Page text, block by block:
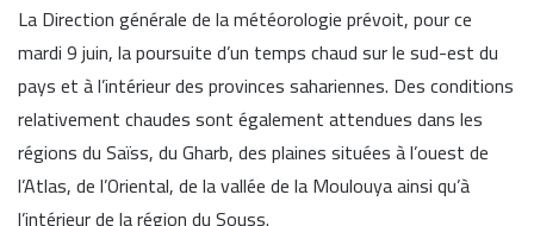
La Direction générale de la météorologie prévoit, pour ce
mardi 9 juin, la poursuite d’un temps chaud sur le sud-est du
pays et à l’intérieur des provinces sahariennes. Des conditions
relativement chaudes sont également attendues dans les
régions du Saïss, du Gharb, des plaines situées à l’ouest de
l’Atlas, de l’Oriental, de la vallée de la Moulouya ainsi qu’à